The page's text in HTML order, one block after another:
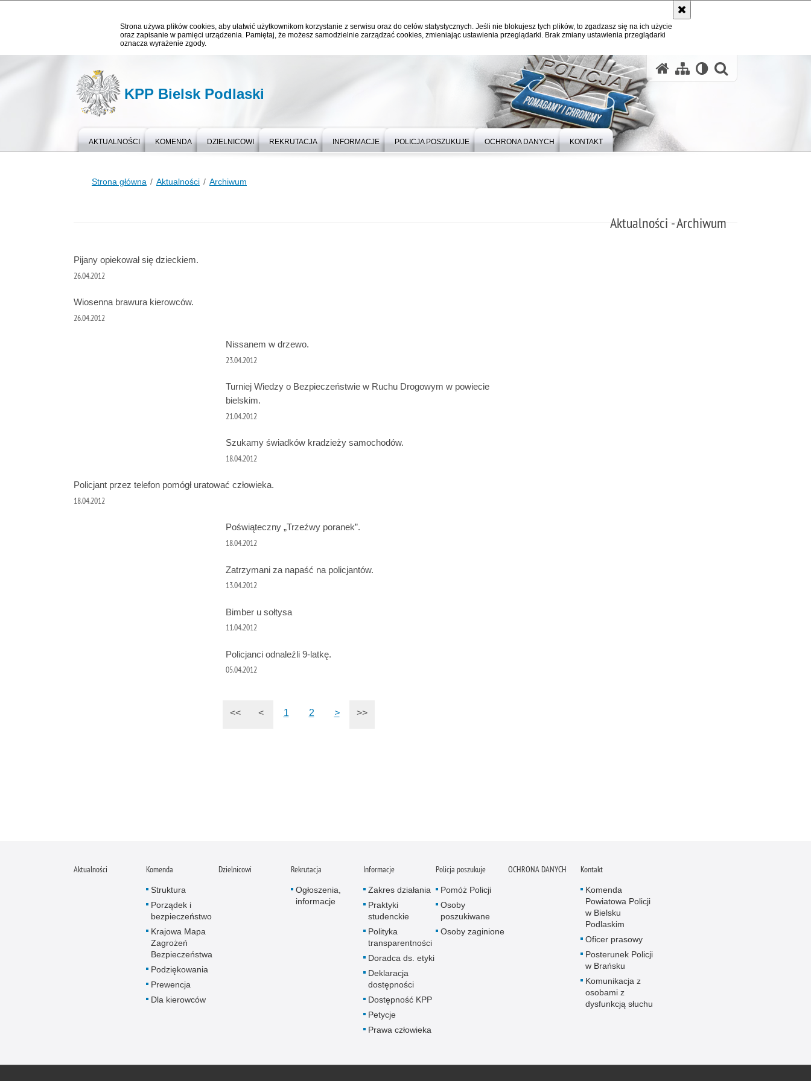
Strona używa plików cookies, aby ułatwić użytkownikom korzystanie z serwisu oraz do celów statystycznych. Jeśli nie blokujesz tych plików, to zgadzasz się na ich użycie
oraz zapisanie w pamięci urządzenia. Pamiętaj, że możesz samodzielnie zarządzać cookies, zmieniając ustawienia przeglądarki. Brak zmiany ustawienia przeglądarki
oznacza wyrażenie zgody.
KPP Bielsk Podlaski
AKTUALNOŚCI KOMENDA DZIELNICOWI REKRUTACJA INFORMACJE POLICJA POSZUKUJE OCHRONA DANYCH KONTAKT
Strona główna Aktualności Archiwum
Aktualności - Archiwum
Pijany opiekował się dzieckiem.
26.04.2012
Wiosenna brawura kierowców.
26.04.2012
Nissanem w drzewo.
23.04.2012
Turniej Wiedzy o Bezpieczeństwie w Ruchu Drogowym w powiecie
bielskim.
21.04.2012
Szukamy świadków kradzieży samochodów.
18.04.2012
Policjant przez telefon pomógł uratować człowieka.
18.04.2012
Poświąteczny „Trzeźwy poranek”.
18.04.2012
Zatrzymani za napaść na policjantów.
13.04.2012
Bimber u sołtysa
11.04.2012
Policjanci odnaleźli 9-latkę.
05.04.2012
<< < 1 2 > >>
Aktualności Komenda
Struktura
Porządek i
bezpieczeństwo
Krajowa Mapa
Zagrożeń
Bezpieczeństwa
Podziękowania
Prewencja
Dla kierowców
Dzielnicowi Rekrutacja
Ogłoszenia,
informacje
Informacje
Zakres działania
Praktyki
studenckie
Polityka
transparentności
Doradca ds. etyki
Deklaracja
dostępności
Dostępność KPP
Petycje
Prawa człowieka
Policja poszukuje
Pomóż Policji
Osoby
poszukiwane
Osoby zaginione
OCHRONA DANYCH Kontakt
Komenda
Powiatowa Policji
w Bielsku
Podlaskim
Oficer prasowy
Posterunek Policji
w Brańsku
Komunikacja z
osobami z
dysfunkcją słuchu